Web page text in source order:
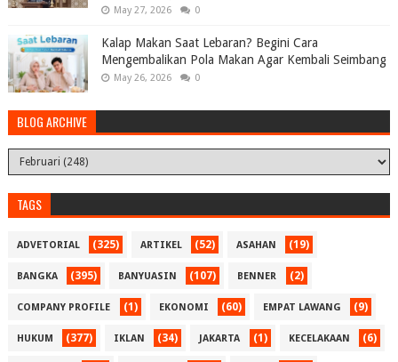
May 27, 2026 0
Kalap Makan Saat Lebaran? Begini Cara
Mengembalikan Pola Makan Agar Kembali Seimbang
May 26, 2026 0
BLOG ARCHIVE
TAGS
ADVETORIAL (325) ARTIKEL (52) ASAHAN (19)
BANGKA (395) BANYUASIN (107) BENNER (2)
COMPANY PROFILE (1) EKONOMI (60) EMPAT LAWANG (9)
HUKUM (377) IKLAN (34) JAKARTA (1) KECELAKAAN (6)